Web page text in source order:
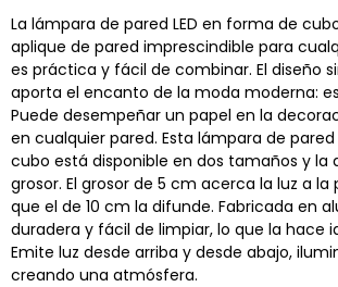
La lámpara de pared LED en forma de
aplique de pared imprescindible para
es práctica y fácil de combinar. El diseño
aporta el encanto de la moda moderna:
Puede desempeñar un papel en la
en cualquier pared. Esta lámpara de
cubo está disponible en dos tamaños y la
grosor. El grosor de 5 cm acerca la luz a la
que el de 10 cm la difunde. Fabricada en
duradera y fácil de limpiar, lo que la hace
Emite luz desde arriba y desde abajo,
creando una atmósfera.